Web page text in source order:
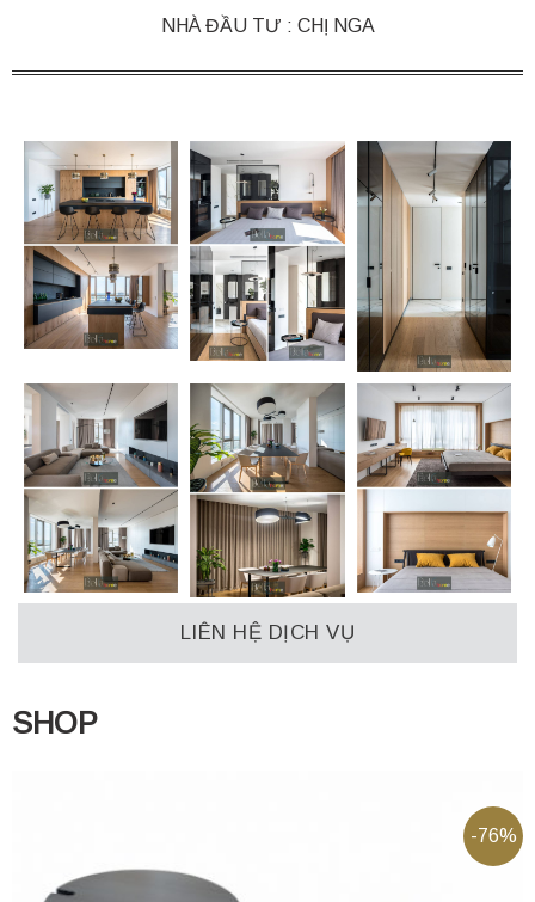
NHÀ ĐẦU TƯ : CHỊ NGA
LIÊN HỆ DỊCH VỤ
SHOP
-76%